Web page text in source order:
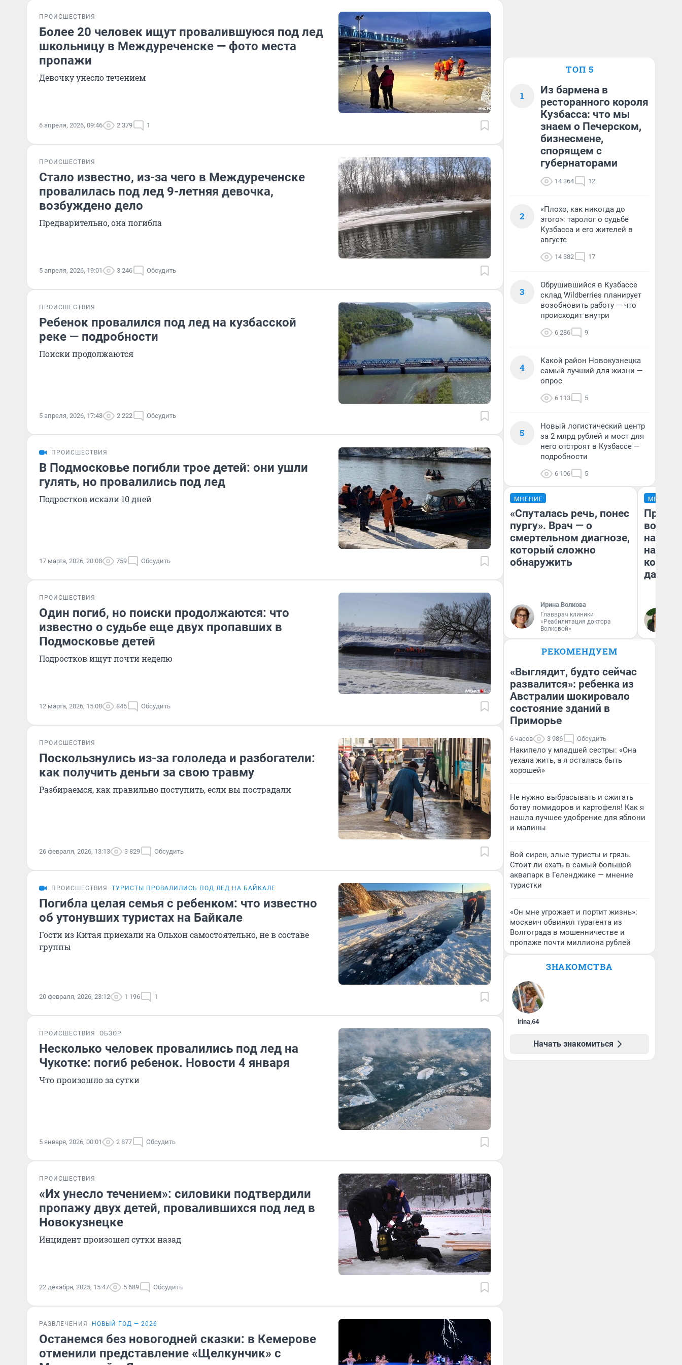
ПРОИСШЕСТВИЯ
Более 20 человек ищут провалившуюся под лед
школьницу в Междуреченске — фото места
пропажи
Девочку унесло течением
6 апреля, 2026, 09:46 2 379 1
ПРОИСШЕСТВИЯ
Стало известно, из-за чего в Междуреченске
провалилась под лед 9-летняя девочка,
возбуждено дело
Предварительно, она погибла
5 апреля, 2026, 19:01 3 246 Обсудить
ПРОИСШЕСТВИЯ
Ребенок провалился под лед на кузбасской
реке — подробности
Поиски продолжаются
5 апреля, 2026, 17:48 2 222 Обсудить
ПРОИСШЕСТВИЯ
В Подмосковье погибли трое детей: они ушли
гулять, но провалились под лед
Подростков искали 10 дней
17 марта, 2026, 20:08 759 Обсудить
ПРОИСШЕСТВИЯ
Один погиб, но поиски продолжаются: что
известно о судьбе еще двух пропавших в
Подмосковье детей
Подростков ищут почти неделю
12 марта, 2026, 15:08 846 Обсудить
ПРОИСШЕСТВИЯ
Поскользнулись из-за гололеда и разбогатели:
как получить деньги за свою травму
Разбираемся, как правильно поступить, если вы пострадали
26 февраля, 2026, 13:13 3 829 Обсудить
ПРОИСШЕСТВИЯ ТУРИСТЫ ПРОВАЛИЛИСЬ ПОД ЛЕД НА БАЙКАЛЕ
Погибла целая семья с ребенком: что известно
об утонувших туристах на Байкале
Гости из Китая приехали на Ольхон самостоятельно, не в составе
группы
20 февраля, 2026, 23:12 1 196 1
ПРОИСШЕСТВИЯ ОБЗОР
Несколько человек провалились под лед на
Чукотке: погиб ребенок. Новости 4 января
Что произошло за сутки
5 января, 2026, 00:01 2 877 Обсудить
ПРОИСШЕСТВИЯ
«Их унесло течением»: силовики подтвердили
пропажу двух детей, провалившихся под лед в
Новокузнецке
Инцидент произошел сутки назад
22 декабря, 2025, 15:47 5 689 Обсудить
РАЗВЛЕЧЕНИЯ НОВЫЙ ГОД — 2026
Останемся без новогодней сказки: в Кемерове
отменили представление «Щелкунчик» с
ТОП 5
1
Из бармена в
ресторанного короля
Кузбасса: что мы
знаем о Печерском,
бизнесмене,
спорящем с
губернаторами
14 364 12
2
«Плохо, как никогда до
этого»: таролог о судьбе
Кузбасса и его жителей в
августе
14 382 17
3
Обрушившийся в Кузбассе
склад Wildberries планирует
возобновить работу — что
происходит внутри
6 286 9
4
Какой район Новокузнецка
самый лучший для жизни —
опрос
6 113 5
5
Новый логистический центр
за 2 млрд рублей и мост для
него отстроят в Кузбассе —
подробности
6 106 5
МНЕНИЕ
«Спуталась речь, понес
пургу». Врач — о
смертельном диагнозе,
который сложно
обнаружить
Ирина Волкова
Главврач клиники
«Реабилитация доктора
Волковой»
МНЕНИЕ
нам
даже
РЕКОМЕНДУЕМ
«Выглядит, будто сейчас
развалится»: ребенка из
Австралии шокировало
состояние зданий в
Приморье
6 часов 3 986 Обсудить
Накипело у младшей сестры: «Она
уехала жить, а я осталась быть
хорошей»
Не нужно выбрасывать и сжигать
ботву помидоров и картофеля! Как я
нашла лучшее удобрение для яблони
и малины
Вой сирен, злые туристы и грязь.
Стоит ли ехать в самый большой
аквапарк в Геленджике — мнение
туристки
«Он мне угрожает и портит жизнь»:
москвич обвинил турагента из
Волгограда в мошенничестве и
пропаже почти миллиона рублей
ЗНАКОМСТВА
irina,64
Начать знакомиться